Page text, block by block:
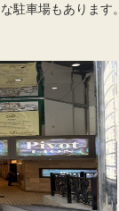
駐車場もあります。